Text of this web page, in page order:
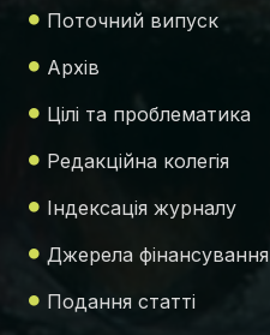
Поточний випуск
Архів
Цілі та проблематика
Редакційна колегія
Індексація журналу
Джерела фінансування
Подання статті